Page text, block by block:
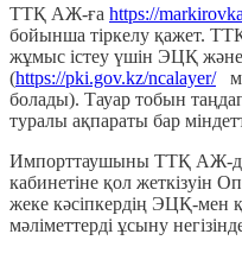
ТТҚ АЖ-ға https://
бойынша тіркелу қажет.
жұмыс істеу үшін ЭЦҚ және
(https://pki.gov.kz/ncalayer/
болады). Тауар тобын
туралы ақпараты бар
Импорттаушыны ТТҚ АЖ-да
кабинетіне қол жеткізуін
жеке кәсіпкердің ЭЦҚ-мен
мәліметтерді ұсыну